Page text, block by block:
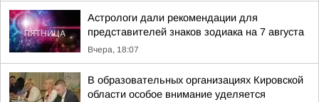
Астрологи дали рекомендации для
представителей знаков зодиака на 7 августа
Вчера, 18:07
В образовательных организациях Кировской
области особое внимание уделяется